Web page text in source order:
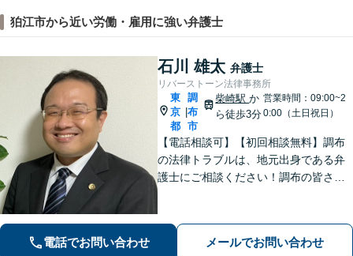
狛江市から近い労働・雇用に強い弁護士
石川 雄太 弁護士
リバーストーン法律事務所
東
京
都
|
調
布
市
柴崎駅か
ら徒歩3分
営業時間：09:00~2
0:00（土日祝日）
【電話相談可】【初回相談無料】調布
の法律トラブルは、地元出身である弁
護士にご相談ください！調布の皆さま
とでも大丈夫ですので、まずはご相談
ください【柴崎駅3分】【出張相談も
電話でお問い合わせ メールでお問い合わせ